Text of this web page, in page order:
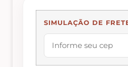
Abóboras
SIMULAÇÃO DE